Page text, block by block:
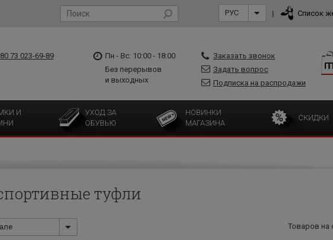
РУС | Список
73 023-69-89
Пн - Вс: 10:00 - 18:00
Без перерывов
и выходных
Заказать звонок
Задать вопрос
Подписка на распродажи
И
УХОД ЗА
ОБУВЬЮ
НОВИНКИ
МАГАЗИНА
СКИДКИ
туфли
Товаров на